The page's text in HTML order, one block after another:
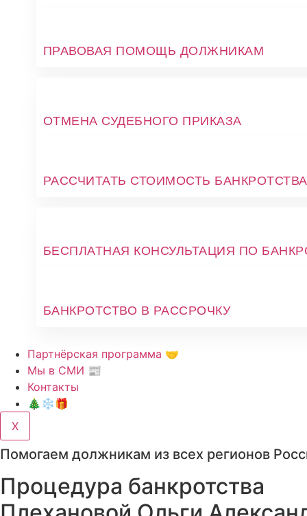
ПРАВОВАЯ ПОМОЩЬ ДОЛЖНИКАМ
ОТМЕНА СУДЕБНОГО ПРИКАЗА
РАССЧИТАТЬ СТОИМОСТЬ БАНКРОТСТВА
БЕСПЛАТНАЯ КОНСУЛЬТАЦИЯ ПО
БАНКРОТСТВО В РАССРОЧКУ
Партнёрская программа 🤝
Мы в СМИ 📰
Контакты
🎄❄️🎁
X
Помогаем должникам из всех регионов
Процедура банкротства